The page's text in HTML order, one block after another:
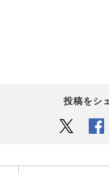
投稿をシ
Twitter